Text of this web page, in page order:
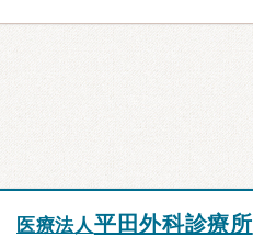
医療法人平田外科診療所